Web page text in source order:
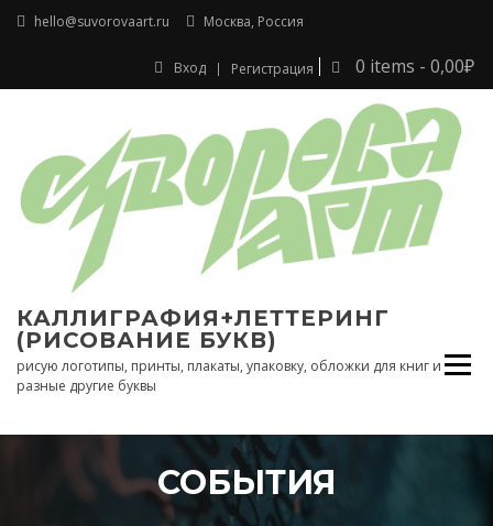
Перейтиhello@suvorovaart.ru Москва, Россия
Вход Регистрация 0 items - 0,00₽
КАЛЛИГРАФИЯ+ЛЕТТЕРИНГ
(РИСОВАНИЕ БУКВ)
рисую логотипы, принты, плакаты, упаковку, обложки для книг и
разные другие буквы
СОБЫТИЯ